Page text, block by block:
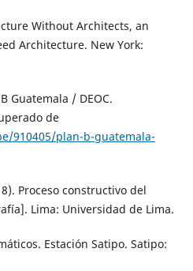
Without Architects, an
Architecture. New York:
Guatemala / DEOC.
de
910405/plan-b-guatemala-
Proceso constructivo del
Lima: Universidad de Lima.
Estación Satipo. Satipo: